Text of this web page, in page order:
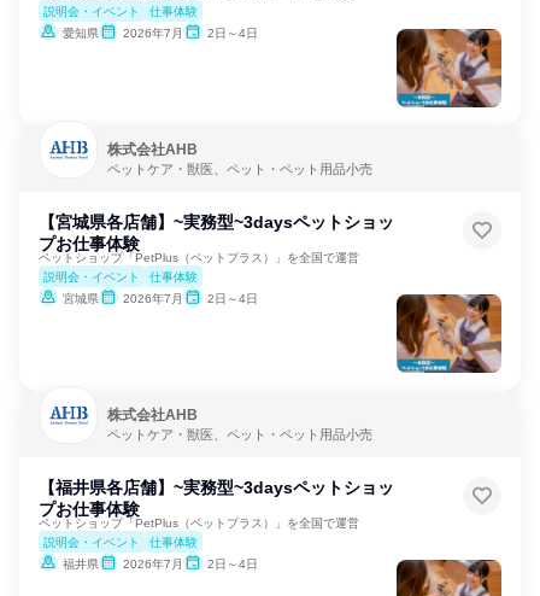
説明会・イベント
仕事体験
愛知県
2026年7月 2日～4日
株式会社AHB
ペットケア・獣医、ペット・ペット用品小売
【宮城県各店舗】~実務型~3daysペットショッ
プお仕事体験
ペットショップ「PetPlus（ペットプラス）」を全国で運営
説明会・イベント
仕事体験
宮城県
2026年7月 2日～4日
株式会社AHB
ペットケア・獣医、ペット・ペット用品小売
【福井県各店舗】~実務型~3daysペットショッ
プお仕事体験
ペットショップ「PetPlus（ペットプラス）」を全国で運営
説明会・イベント
仕事体験
福井県
2026年7月 2日～4日